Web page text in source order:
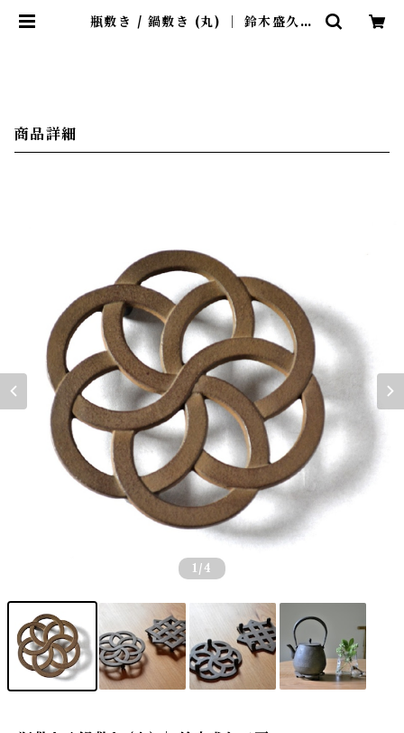
瓶敷き / 鍋敷き (丸) ｜ 鈴木盛久工
商品詳細
1 /4